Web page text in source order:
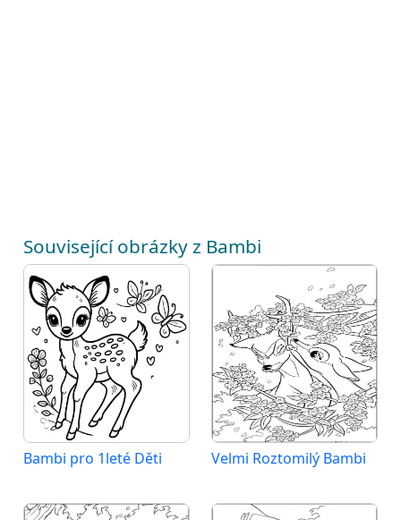
Související obrázky z Bambi
Bambi pro 1leté Děti Velmi Roztomilý Bambi